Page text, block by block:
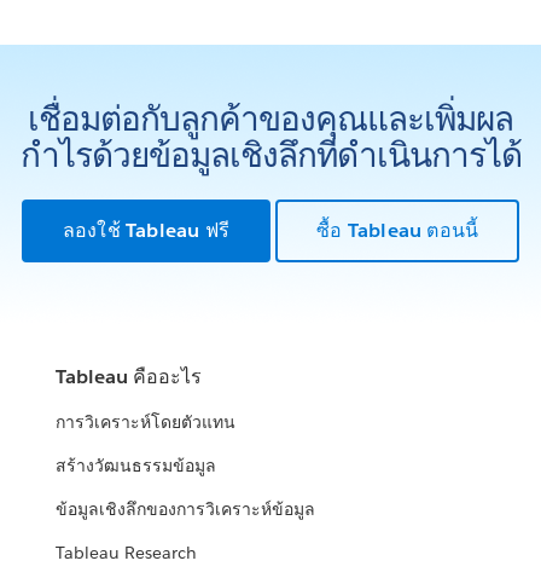
เชื่อมต่อกับลูกค้าของคุณและเพิ่มผล
กำไรด้วยข้อมูลเชิงลึกที่ดำเนินการได้
ลองใช้ Tableau ฟรี ซื้อ Tableau ตอนนี้
Tableau คืออะไร
การวิเคราะห์โดยตัวแทน
สร้างวัฒนธรรมข้อมูล
ข้อมูลเชิงลึกของการวิเคราะห์ข้อมูล
Tableau Research